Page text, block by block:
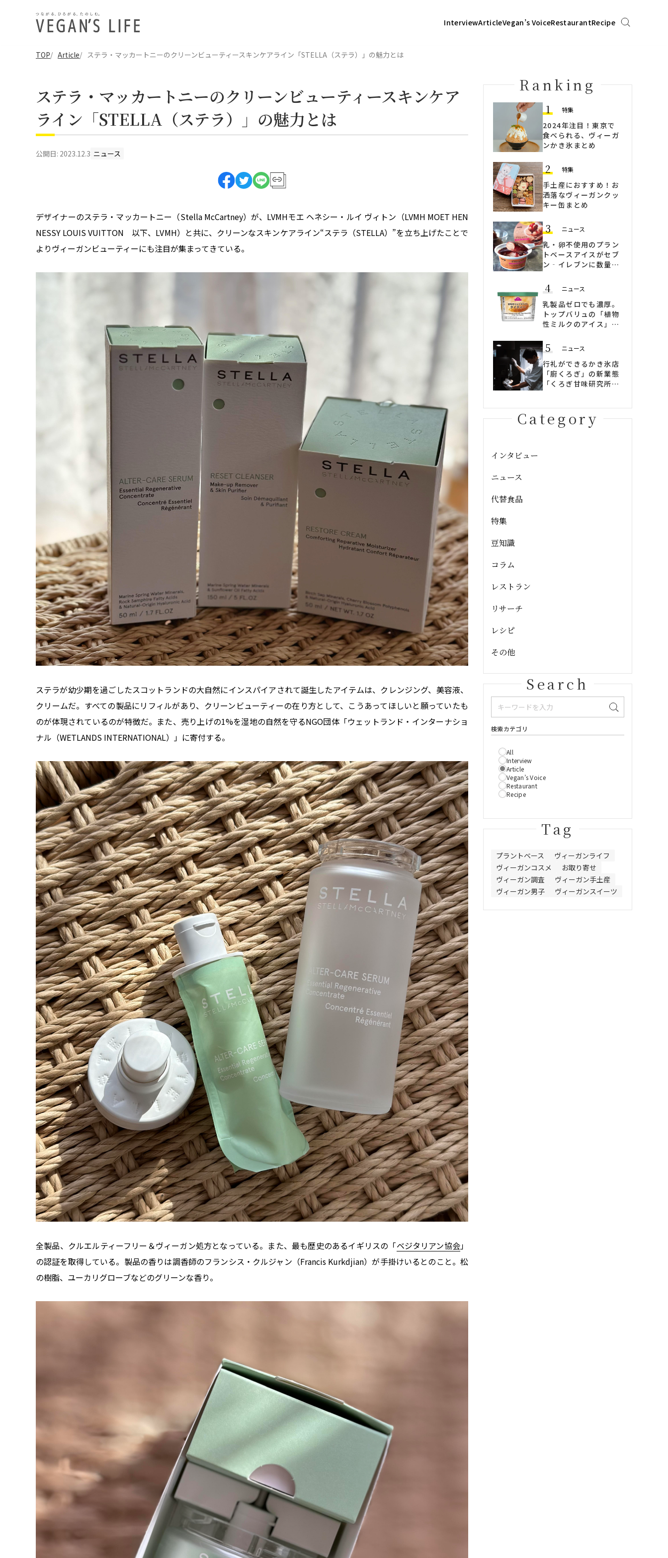
InterviewArticleVegan’s VoiceRestaurantRecipe
TOP Article ステラ・マッカートニーのクリーンビューティースキンケアライン「STELLA（ステラ）」の魅力とは
ステラ・マッカートニーのクリーンビューティースキンケア
ライン「STELLA（ステラ）」の魅力とは
公開日: 2023.12.3 ニュース
デザイナーのステラ・マッカートニー（Stella McCartney）が、LVMHモエ ヘネシー・ルイ ヴィトン（LVMH MOET HEN
NESSY LOUIS VUITTON 以下、LVMH）と共に、クリーンなスキンケアライン“ステラ（STELLA）”を立ち上げたことで
よりヴィーガンビューティーにも注目が集まってきている。
ステラが幼少期を過ごしたスコットランドの大自然にインスパイアされて誕生したアイテムは、クレンジング、美容液、
クリームだ。すべての製品にリフィルがあり、クリーンビューティーの在り方として、こうあってほしいと願っていたも
のが体現されているのが特徴だ。また、売り上げの1%を湿地の自然を守るNGO団体「ウェットランド・インターナショ
ナル（WETLANDS INTERNATIONAL）」に寄付する。
全製品、クルエルティーフリー＆ヴィーガン処方となっている。また、最も歴史のあるイギリスの「ベジタリアン協会」
の認証を取得している。製品の香りは調香師のフランシス・クルジャン（Francis Kurkdjian）が手掛けいるとのこと。松
の樹脂、ユーカリグローブなどのグリーンな香り。
Ranking
1 特集
2024年注目！東京で
食べられる、ヴィーガ
ンかき氷まとめ
2 特集
手土産におすすめ！お
洒落なヴィーガンクッ
キー缶まとめ
3 ニュース
乳・卵不使用のプラン
トベースアイスがセブ
ン‐イレブンに数量限
「デリショコラ フラン
ボワーズソース入り」
発売
4 ニュース
乳製品ゼロでも濃厚。
トップバリュの「植物
性ミルクのアイス」5
ースで楽しむ新しいス
イーツ時間
5 ニュース
行礼ができるかき氷店
「廚くろぎ」の新業態
「くろぎ甘味研究所」
Category
インタビュー
ニュース
代替食品
特集
豆知識
コラム
レストラン
リサーチ
レシピ
その他
Search
検索カテゴリ
All
Interview
Article
Vegan’s Voice
Restaurant
Recipe
Tag
プラントベース
ヴィーガンライフ
ヴィーガンコスメ
お取り寄せ
ヴィーガン調査
ヴィーガン手土産
ヴィーガン男子
ヴィーガンスイーツ